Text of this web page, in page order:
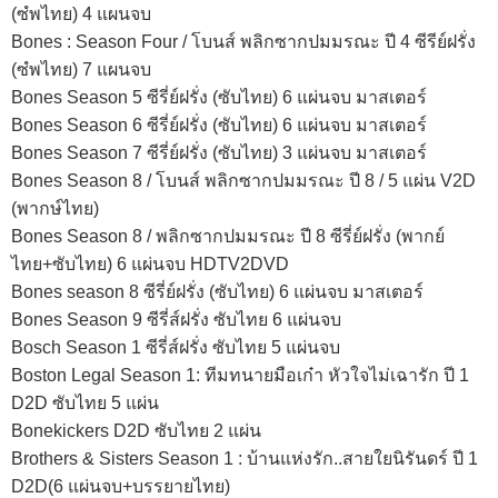
(ซํพไทย) 4 แผนจบ
Bones : Season Four / โบนส์ พลิกซากปมมรณะ ปี 4 ซีรีย์ฝรั่ง
(ซํพไทย) 7 แผนจบ
Bones Season 5 ซีรี่ย์ฝรั่ง (ซับไทย) 6 แผ่นจบ มาสเตอร์
Bones Season 6 ซีรี่ย์ฝรั่ง (ซับไทย) 6 แผ่นจบ มาสเตอร์
Bones Season 7 ซีรี่ย์ฝรั่ง (ซับไทย) 3 แผ่นจบ มาสเตอร์
Bones Season 8 / โบนส์ พลิกซากปมมรณะ ปี 8 / 5 แผ่น V2D
(พากษ์ไทย)
Bones Season 8 / พลิกซากปมมรณะ ปี 8 ซีรี่ย์ฝรั่ง (พากย์
ไทย+ซับไทย) 6 แผ่นจบ HDTV2DVD
Bones season 8 ซีรี่ย์ฝรั่ง (ซับไทย) 6 แผ่นจบ มาสเตอร์
Bones Season 9 ซีรี่ส์ฝรั่ง ซับไทย 6 แผ่นจบ
Bosch Season 1 ซีรี่ส์ฝรั่ง ซับไทย 5 แผ่นจบ
Boston Legal Season 1: ทีมทนายมือเก๋า หัวใจไม่เฉารัก ปี 1
D2D ซับไทย 5 แผ่น
Bonekickers D2D ซับไทย 2 แผ่น
Brothers & Sisters Season 1 : บ้านแห่งรัก..สายใยนิรันดร์ ปี 1
D2D(6 แผ่นจบ+บรรยายไทย)